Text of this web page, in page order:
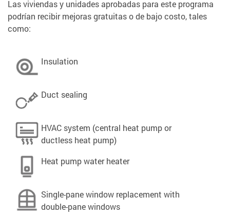
Las viviendas y unidades aprobadas para este programa
podrían recibir mejoras gratuitas o de bajo costo, tales
como:
Insulation
Duct sealing
HVAC system (central heat pump or
ductless heat pump)
Heat pump water heater
Single-pane window replacement with
double-pane windows